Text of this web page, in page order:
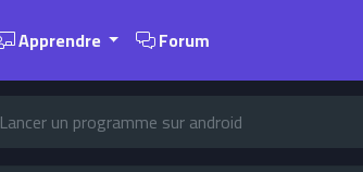
Apprendre Forum
Lancer un programme sur android